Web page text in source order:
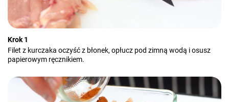
Krok 1
Filet z kurczaka oczyść z błonek, opłucz pod zimną wodą i osusz
papierowym ręcznikiem.